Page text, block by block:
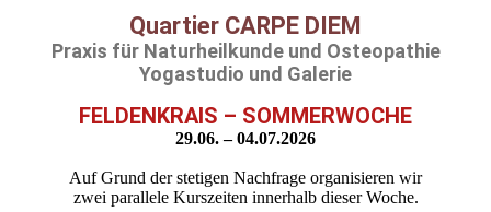
Quartier CARPE DIEM
Praxis für Naturheilkunde und Osteopathie
Yogastudio und Galerie
FELDENKRAIS – SOMMERWOCHE
29.06. – 04.07.2026
Auf Grund der stetigen Nachfrage organisieren wir
zwei parallele Kurszeiten innerhalb dieser Woche.